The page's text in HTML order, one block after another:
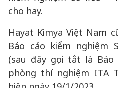
cho hay.
Hayat Kimya Việt Nam
Báo cáo kiểm nghiệm
(sau đây gọi tắt là Báo
phòng thí nghiệm ITA